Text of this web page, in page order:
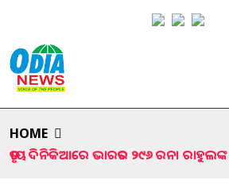
HOME
ତୃତୀୟ ଦିନିକିଆରେ ଭାରତର ୨୯୬ ରନ।